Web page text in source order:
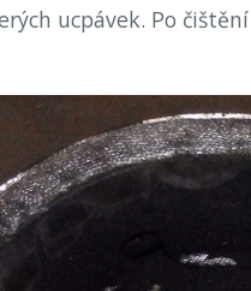
ucpávek. Po